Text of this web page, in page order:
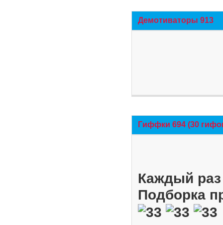
Демотиваторы 913
Гиффки 694 (30
Каждый
Подборка